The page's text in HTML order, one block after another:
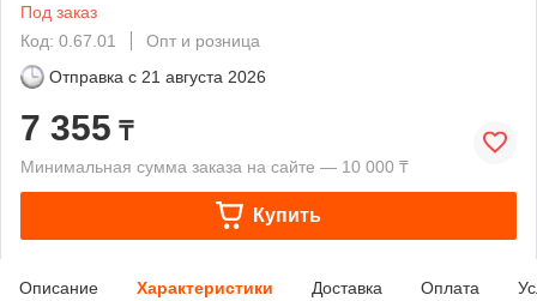
Под заказ
Код: 0.67.01
Опт и розница
Отправка с 21 августа 2026
7 355 ₸
Минимальная сумма заказа на сайте — 10 000 ₸
Купить
Описание Характеристики Доставка Оплата